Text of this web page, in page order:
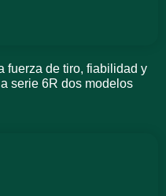
fuerza de tiro, fiabilidad y
serie 6R dos modelos